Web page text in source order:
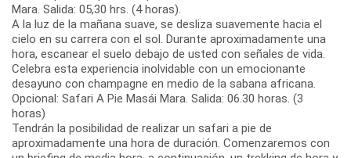
Mara. Salida: 05,30 hrs. (4 horas).
A la luz de la mañana suave, se desliza suavemente hacia el
cielo en su carrera con el sol. Durante aproximadamente una
hora, escanear el suelo debajo de usted con señales de vida.
Celebra esta experiencia inolvidable con un emocionante
desayuno con champagne en medio de la sabana africana.
Opcional: Safari A Pie Masái Mara. Salida: 06.30 horas. (3
horas)
Tendrán la posibilidad de realizar un safari a pie de
aproximadamente una hora de duración. Comenzaremos con